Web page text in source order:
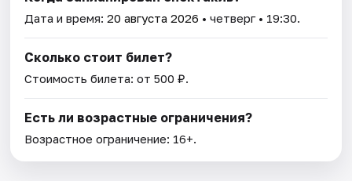
Дата и время:20 августа 2026 • четверг • 19:30.
Сколько стоит билет?
Стоимость билета: от 500 ₽.
Есть ли возрастные ограничения?
Возрастное ограничение: 16+.